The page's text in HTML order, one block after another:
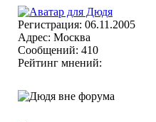
Регистрация: 06.11.2005
Адрес: Москва
Сообщений: 410
Рейтинг мнений: